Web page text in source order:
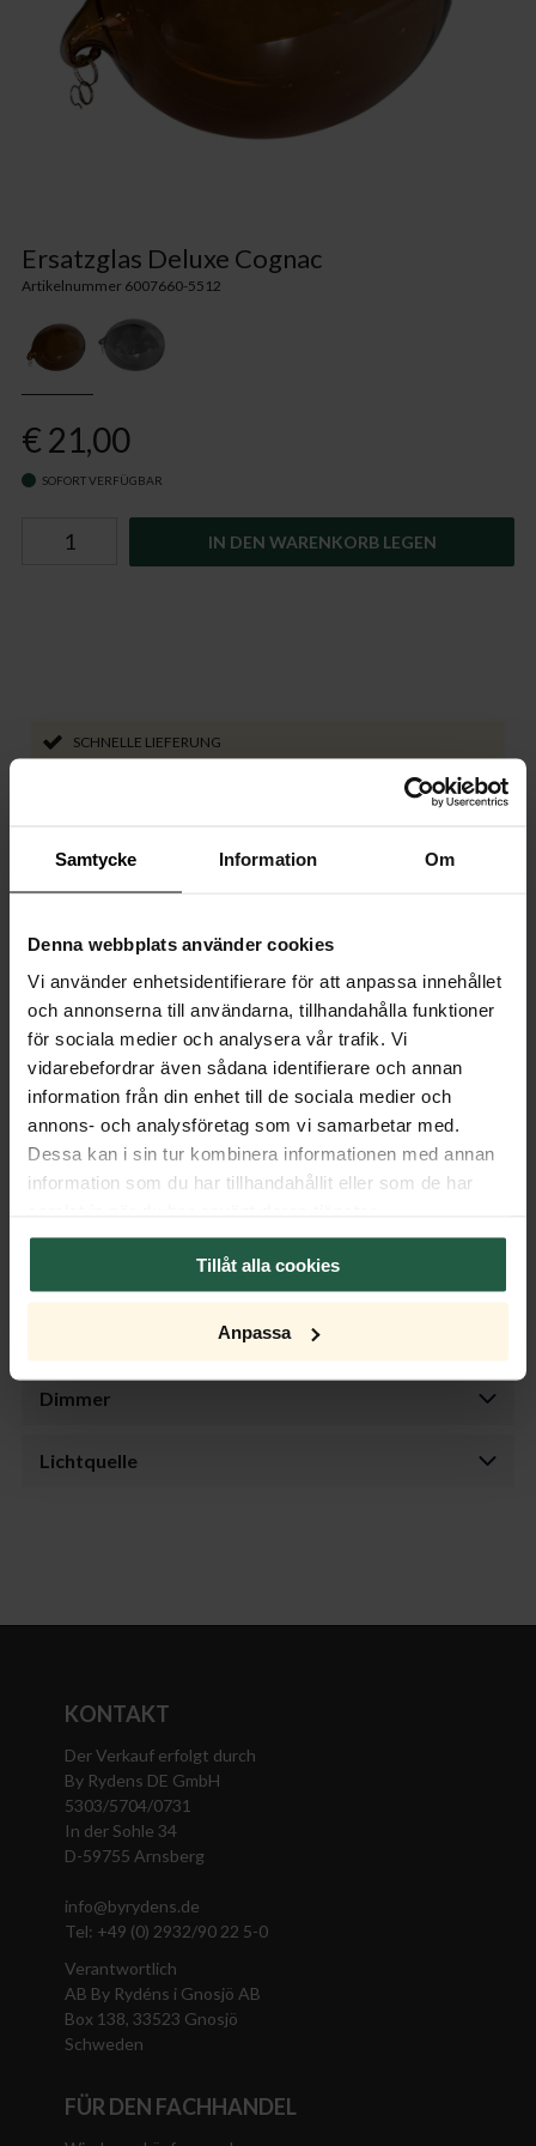
Samtycke Information Om
Denna webbplats använder cookies
Vi använder enhetsidentifierare för att anpassa innehållet
och annonserna till användarna, tillhandahålla funktioner
för sociala medier och analysera vår trafik. Vi
vidarebefordrar även sådana identifierare och annan
information från din enhet till de sociala medier och
annons- och analysföretag som vi samarbetar med.
Dessa kan i sin tur kombinera informationen med annan
information som du har tillhandahållit eller som de har
Tillåt alla cookies
Anpassa
Ersatzglas Deluxe Cognac
Artikelnummer 6007660-5512
€ 21,00
SOFORT VERFÜGBAR
IN DEN WARENKORB LEGEN
SCHNELLE LIEFERUNG
LIEFERUNG MIT DHL
Beschreibung
Ersatzglas für die Deluxe-Leuchte. Ideal bei Bruch oder
Stilwechsel. Jetzt online bei By Rydéns bestellen – schnelle
Lieferung!
Produktspezifikationen
Dimmer
Lichtquelle
KONTAKT
Der Verkauf erfolgt durch
By Rydens DE GmbH
5303/5704/0731
In der Sohle 34
D-59755 Arnsberg
info@byrydens.de
Tel: +49 (0) 2932/90 22 5-0
Verantwortlich
AB By Rydéns i Gnosjö AB
Box 138, 33523 Gnosjö
Schweden
FÜR DEN FACHHANDEL